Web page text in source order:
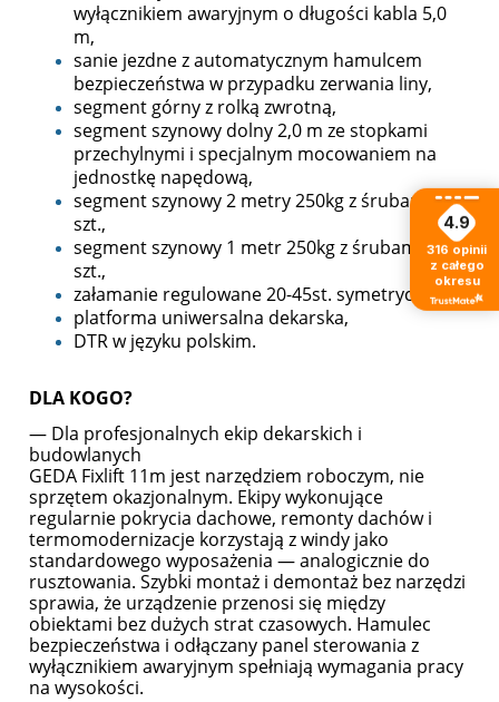
wyłącznikiem awaryjnym o długości kabla 5,0
m,
sanie jezdne z automatycznym hamulcem
bezpieczeństwa w przypadku zerwania liny,
segment górny z rolką zwrotną,
segment szynowy dolny 2,0 m ze stopkami
przechylnymi i specjalnym mocowaniem na
jednostkę napędową,
segment szynowy 2 metry 250kg z śrubami x 4
szt.,
segment szynowy 1 metr 250kg z śrubami x 1
szt.,
załamanie regulowane 20-45st. symetryczne,
platforma uniwersalna dekarska,
DTR w języku polskim.
DLA KOGO?
— Dla profesjonalnych ekip dekarskich i
budowlanych
GEDA Fixlift 11m jest narzędziem roboczym, nie
sprzętem okazjonalnym. Ekipy wykonujące
regularnie pokrycia dachowe, remonty dachów i
termomodernizacje korzystają z windy jako
standardowego wyposażenia — analogicznie do
rusztowania. Szybki montaż i demontaż bez narzędzi
sprawia, że urządzenie przenosi się między
obiektami bez dużych strat czasowych. Hamulec
bezpieczeństwa i odłączany panel sterowania z
wyłącznikiem awaryjnym spełniają wymagania pracy
na wysokości.
4.9
316 opinii
z całego
okresu